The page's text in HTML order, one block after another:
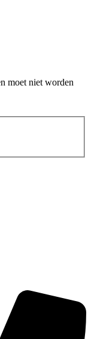
moet niet worden